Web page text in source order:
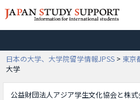
日本の大学、大学院留学情報JPSS > 東京
大学
公益財団法人アジア学生文化協会と株